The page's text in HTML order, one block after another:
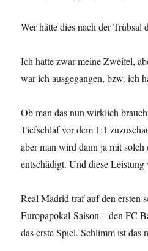
Wer hätte dies nach der Trübsal
Ich hatte zwar meine Zweifel,
war ich ausgegangen, bzw. ich
Ob man das nun wirklich
Tiefschlaf vor dem 1:1
aber man wird dann ja mit solch
entschädigt. Und diese
Real Madrid traf auf den ersten
Europapokal-Saison – den FC
das erste Spiel. Schlimm ist das